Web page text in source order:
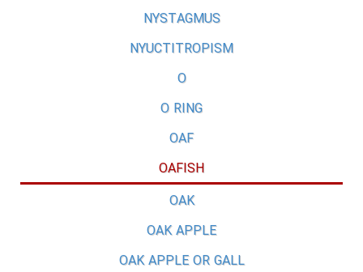
NYSTAGMUS
NYUCTITROPISM
O
O RING
OAF
OAFISH
OAK
OAK APPLE
OAK APPLE OR GALL